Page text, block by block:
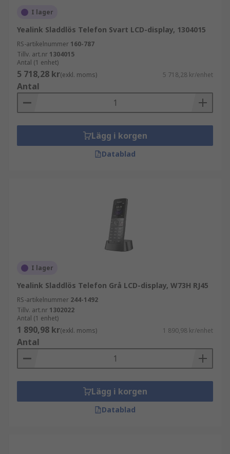
I lager
Yealink Sladdlös Telefon Svart LCD-display, 1304015
RS-artikelnummer 160-787
Tillv. art.nr 1304015
Antal (1 enhet)
5 718,28 kr(exkl. moms) 5 718,28 kr/enhet
Antal
Lägg i korgen
Datablad
I lager
Yealink Sladdlös Telefon Grå LCD-display, W73H RJ45
RS-artikelnummer 244-1492
Tillv. art.nr 1302022
Antal (1 enhet)
1 890,98 kr(exkl. moms) 1 890,98 kr/enhet
Antal
Lägg i korgen
Datablad